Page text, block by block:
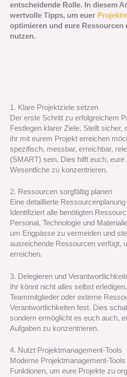
entscheidende Rolle. In diesem
wertvolle Tipps, um euer
optimieren und eure Ressourcen
nutzen.
1. Klare Projektziele setzen
Der erste Schritt zu erfolgreichem
Festlegen klarer Ziele. Stellt sicher,
ihr mit eurem Projekt erreichen
spezifisch, messbar, erreichbar,
(SMART) sein. Dies hilft euch,
Wesentliche zu konzentrieren.
2. Ressourcen sorgfältig planen
Eine detaillierte
Identifiziert alle benötigten
Personal, Technologie und
um Engpässe zu vermeiden und
ausreichende Ressourcen verfügt,
erreichen.
3. Delegieren und
Ihr könnt nicht alles selbst
Teammitglieder oder externe
Verantwortlichkeiten fest. Dies
sondern ermöglicht es euch auch,
Aufgaben zu konzentrieren.
4. Nutzt Projektmanagement-Tools
Moderne Projektmanagement-
Funktionen, um eure Projekte zu